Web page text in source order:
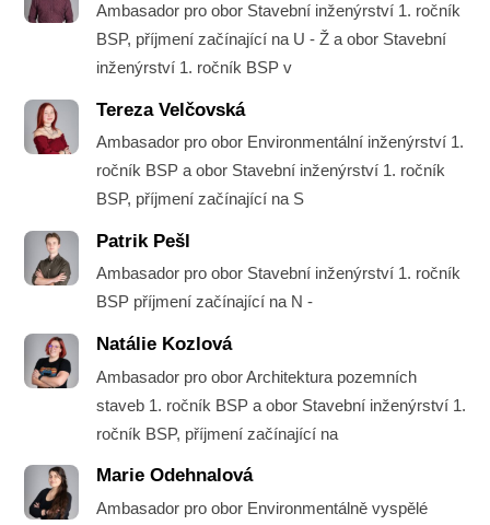
Ambasador pro obor Stavební inženýrství 1. ročník
BSP, příjmení začínající na U - Ž a obor Stavební
inženýrství 1. ročník BSP v
Tereza Velčovská
Ambasador pro obor Environmentální inženýrství 1.
ročník BSP a obor Stavební inženýrství 1. ročník
BSP, příjmení začínající na S
Patrik Pešl
Ambasador pro obor Stavební inženýrství 1. ročník
BSP příjmení začínající na N -
Natálie Kozlová
Ambasador pro obor Architektura pozemních
staveb 1. ročník BSP a obor Stavební inženýrství 1.
ročník BSP, příjmení začínající na
Marie Odehnalová
Ambasador pro obor Environmentálně vyspělé